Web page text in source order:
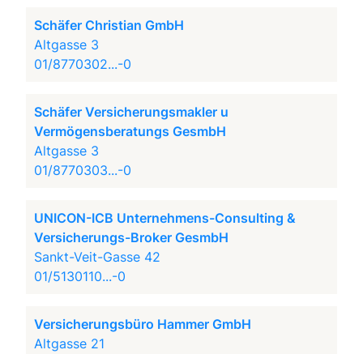
Schäfer Christian GmbH
Altgasse 3
01/8770302...-0
Schäfer Versicherungsmakler u
Vermögensberatungs GesmbH
Altgasse 3
01/8770303...-0
UNICON-ICB Unternehmens-Consulting &
Versicherungs-Broker GesmbH
Sankt-Veit-Gasse 42
01/5130110...-0
Versicherungsbüro Hammer GmbH
Altgasse 21